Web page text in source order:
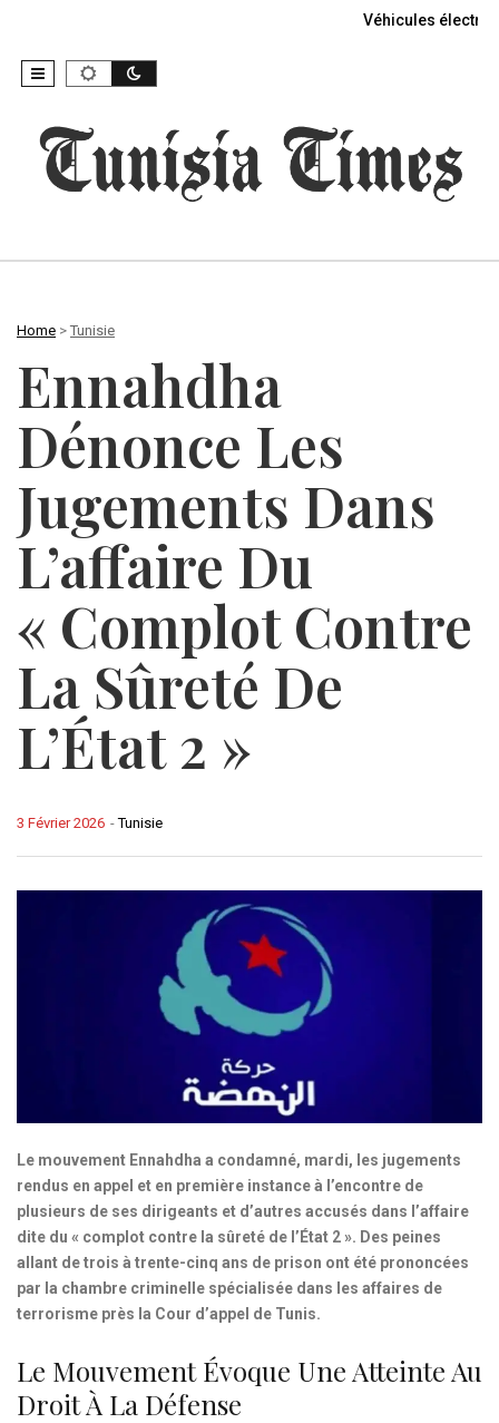
Véhicules
Home > Tunisie
Ennahdha
Dénonce Les
Jugements Dans
L’affaire Du
« Complot Contre
La Sûreté De
L’État 2 »
-Tunisie
3 Février 2026
Le mouvement Ennahdha a condamné, mardi, les jugements
rendus en appel et en première instance à l’encontre de
plusieurs de ses dirigeants et d’autres accusés dans l’affaire
dite du « complot contre la sûreté de l’État 2 ». Des peines
allant de trois à trente-cinq ans de prison ont été prononcées
par la chambre criminelle spécialisée dans les affaires de
terrorisme près la Cour d’appel de Tunis.
Le Mouvement Évoque Une Atteinte Au
Droit À La Défense